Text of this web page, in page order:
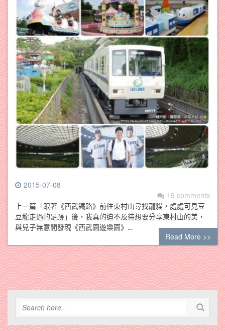
2015-07-08
19 comments
上一篇「跟著《西武鐵路》前往東村山尋找龍貓，處處可見豆
豆龍走過的足跡」後，我真的迫不及待想要分享東村山的美，
與兒子無意間發現《西武園遊樂園》…
Read More >>